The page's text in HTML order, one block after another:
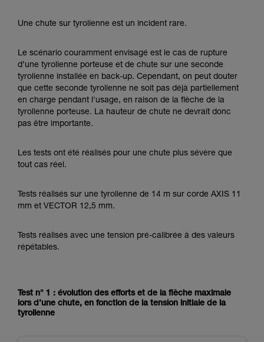
Une chute sur tyrolienne est un incident rare.
Le scénario couramment envisagé est le cas de rupture
d’une tyrolienne porteuse et de chute sur une seconde
tyrolienne installée en back-up. Cependant, on peut douter
que cette seconde tyrolienne ne soit pas déjà partiellement
en charge pendant l'usage, en raison de la flèche de la
tyrolienne porteuse. La hauteur de chute ne devrait donc
pas être importante.
Les tests ont été réalisés pour une chute plus sévère que
tout cas réel.
Tests réalisés sur une tyrolienne de 14 m sur corde AXIS 11
mm et VECTOR 12,5 mm.
Tests réalisés avec une tension pré-calibrée à des valeurs
répétables.
Test n° 1 : évolution des efforts et de la flèche maximale
lors d’une chute, en fonction de la tension initiale de la
tyrolienne